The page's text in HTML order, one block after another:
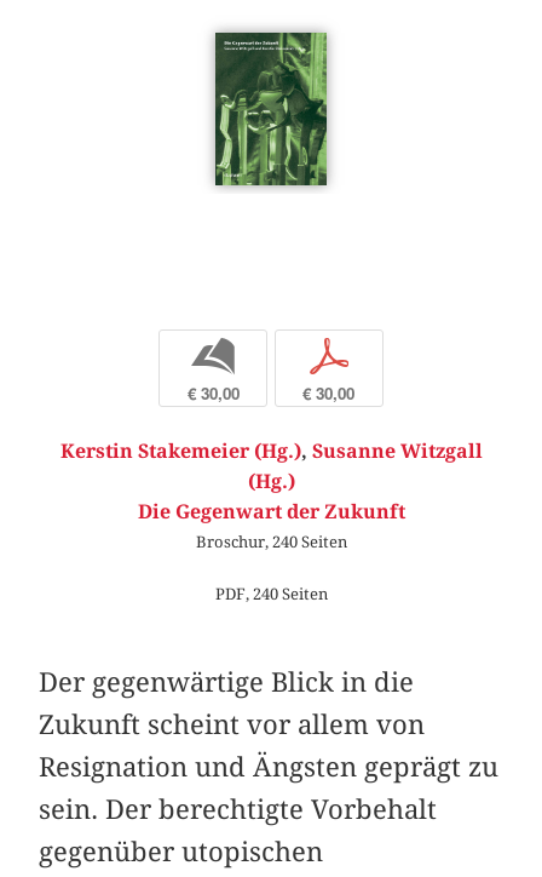
b
€ 30,00
p
€ 30,00
Kerstin Stakemeier (Hg.), Susanne Witzgall
(Hg.)
Die Gegenwart der Zukunft
Broschur, 240 Seiten
PDF, 240 Seiten
Der gegenwärtige Blick in die
Zukunft scheint vor allem von
Resignation und Ängsten geprägt zu
sein. Der berechtigte Vorbehalt
gegenüber utopischen